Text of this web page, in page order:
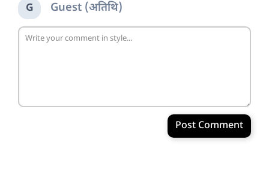
G Guest (अतिथि)
Post Comment